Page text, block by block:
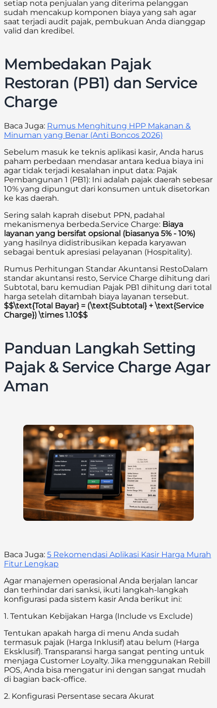
setiap nota penjualan yang diterima pelanggan
sudah mencakup komponen biaya yang sah agar
saat terjadi audit pajak, pembukuan Anda dianggap
valid dan kredibel.
Membedakan Pajak
Restoran (PB1) dan Service
Charge
Baca Juga: Rumus Menghitung HPP Makanan &
Minuman yang Benar (Anti Boncos 2026)
Sebelum masuk ke teknis aplikasi kasir, Anda harus
paham perbedaan mendasar antara kedua biaya ini
agar tidak terjadi kesalahan input data: Pajak
Pembangunan 1 (PB1): Ini adalah pajak daerah sebesar
10% yang dipungut dari konsumen untuk disetorkan
ke kas daerah.
Sering salah kaprah disebut PPN, padahal
mekanismenya berbeda.Service Charge: Biaya
layanan yang bersifat opsional (biasanya 5% - 10%)
yang hasilnya didistribusikan kepada karyawan
sebagai bentuk apresiasi pelayanan (Hospitality).
Rumus Perhitungan Standar Akuntansi RestoDalam
standar akuntansi resto, Service Charge dihitung dari
Subtotal, baru kemudian Pajak PB1 dihitung dari total
harga setelah ditambah biaya layanan tersebut.
$$\text{Total Bayar} = (\text{Subtotal} + \text{Service
Charge}) \times 1.10$$
Panduan Langkah Setting
Pajak & Service Charge Agar
Aman
Baca Juga: 5 Rekomendasi Aplikasi Kasir Harga Murah
Fitur Lengkap
Agar manajemen operasional Anda berjalan lancar
dan terhindar dari sanksi, ikuti langkah-langkah
konfigurasi pada sistem kasir Anda berikut ini:
1. Tentukan Kebijakan Harga (Include vs Exclude)
Tentukan apakah harga di menu Anda sudah
termasuk pajak (Harga Inklusif) atau belum (Harga
Eksklusif). Transparansi harga sangat penting untuk
menjaga Customer Loyalty. Jika menggunakan Rebill
POS, Anda bisa mengatur ini dengan sangat mudah
di bagian back-office.
2. Konfigurasi Persentase secara Akurat